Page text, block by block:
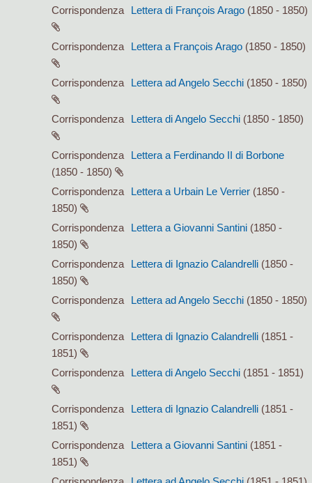
Corrispondenza
Lettera di François Arago (1850 - 1850)
Corrispondenza Lettera a François Arago (1850 - 1850)
Corrispondenza Lettera ad Angelo Secchi (1850 - 1850)
Corrispondenza Lettera di Angelo Secchi (1850 - 1850)
Corrispondenza
Lettera a Ferdinando II di Borbone
(1850 - 1850)
Corrispondenza
Lettera a Urbain Le Verrier (1850 -
1850)
Corrispondenza
Lettera a Giovanni Santini (1850 -
1850)
Corrispondenza
Lettera di Ignazio Calandrelli (1850 -
1850)
Corrispondenza
Lettera ad Angelo Secchi (1850 - 1850)
Corrispondenza Lettera di Ignazio Calandrelli (1851 -
1851)
Corrispondenza
Lettera di Angelo Secchi (1851 - 1851)
Corrispondenza Lettera di Ignazio Calandrelli (1851 -
1851)
Corrispondenza
Lettera a Giovanni Santini (1851 -
1851)